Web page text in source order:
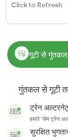
Click to Refresh
गूटी से गुंतकल
गुंतकल से गूटी
ट्रेन
हमारे 'सेम ट्रेन
सुरक्षित